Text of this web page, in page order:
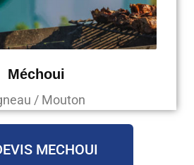
Méchoui
/ Mouton
MECHOUI